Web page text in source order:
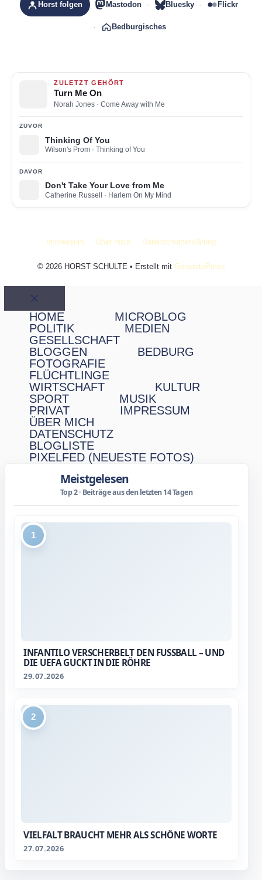
Horst folgen Mastodon Bluesky Flickr
Bedburgisches
ZULETZT GEHÖRT
Turn Me On
Norah Jones · Come Away with Me
ZUVOR
Thinking Of You
Wilson's Prom · Thinking of You
DAVOR
Don't Take Your Love from Me
Catherine Russell · Harlem On My Mind
Impressum Über mich Datenschutzerklärung
© 2026 HORST SCHULTE • Erstellt mit GeneratePress
Schließen
HOME
MICROBLOG
POLITIK
MEDIEN
GESELLSCHAFT
BLOGGEN
BEDBURG
FOTOGRAFIE
FLÜCHTLINGE
WIRTSCHAFT
KULTUR
SPORT
MUSIK
PRIVAT
IMPRESSUM
ÜBER MICH
DATENSCHUTZ
BLOGLISTE
PIXELFED (NEUESTE FOTOS)
Meistgelesen
Top 2 · Beiträge aus den letzten 14 Tagen
1
INFANTILO VERSCHERBELT DEN FUSSBALL – UND D
IE UEFA GUCKT IN DIE RÖHRE
29.07.2026
2
VIELFALT BRAUCHT MEHR ALS SCHÖNE WORTE
27.07.2026